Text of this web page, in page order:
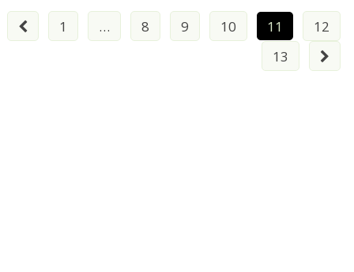
Paginazione
1 … 8 9 10 11
12
13